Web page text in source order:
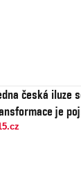
česká iluze
je